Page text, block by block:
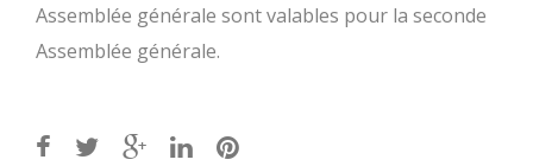
Assemblée générale sont valables pour la seconde
Assemblée générale.